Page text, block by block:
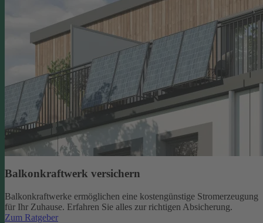
Balkonkraftwerk versichern
Balkonkraftwerke ermöglichen eine kostengünstige Stromerzeugung
für Ihr Zuhause. Erfahren Sie alles zur richtigen Absicherung.
Zum Ratgeber